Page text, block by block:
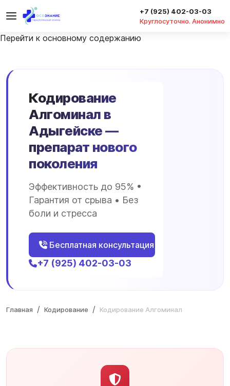
Перейти к основному содержанию
+7 (925) 402-03-03
Круглосуточно. Анонимно
Кодирование
Алгоминал в
Адыгейске —
препарат нового
поколения
Эффективность до 95% •
Гарантия от срыва • Без
боли и стресса
Бесплатная консультация
+7 (925) 402-03-03
Главная Кодирование Кодирование Алгоминал